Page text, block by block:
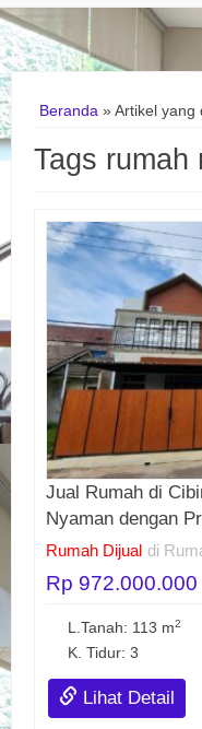
Beranda »Artikel yang
Tags rumah
Jual Rumah di
Nyaman dengan
Rumah Dijual di
Rp 972.000.000
L.Tanah: 113 m2
K. Tidur: 3
Lihat Detail